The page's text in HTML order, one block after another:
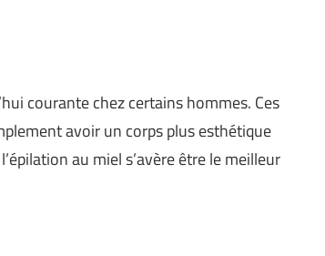
courante chez certains hommes. Ces
avoir un corps plus esthétique
au miel s’avère être le meilleur